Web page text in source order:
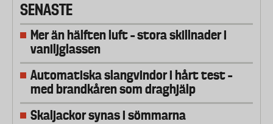
SENASTE
Mer än hälften luft – stora skillnader i
vaniljglassen
Automatiska slangvindor i hårt test –
med brandkåren som draghjälp
Skaljackor synas i sömmarna